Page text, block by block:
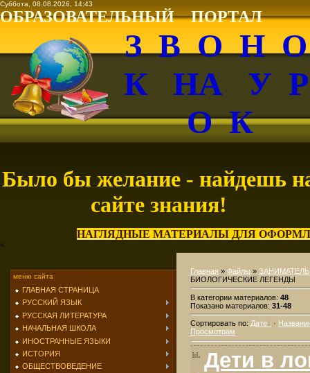
Суббота, 08.08.2026, 14:43
ОБРАЗОВАТЕЛЬНЫЙ ПОРТАЛ
З В О Н
К НА У
О К
Было бы желание - найдешь
сайте знания!
НАГЛЯДНЫЕ МАТЕРИАЛЫ ДЛЯ
<
меню сайта
ГЛАВНАЯ СТРАНИЦА
РУССКИЙ ЯЗЫК
РУССКАЯ ЛИТЕРАТУРА
НАЧАЛЬНАЯ ШКОЛА
ИНОСТРАННЫЕ ЯЗЫКИ
ИСТОРИЯ
ОБЩЕСТВОВЕДЕНИЕ
Главная » Файлы »
БИОЛОГИЧЕСКИЕ ЛЕГЕНДЫ
В категории материалов: 48
Показано материалов: 31-48
Сортировать по: Дате ·
Просмотрам
Дети в